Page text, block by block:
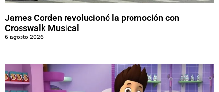
James Corden revolucionó la promoción con
Crosswalk Musical
6 agosto 2026